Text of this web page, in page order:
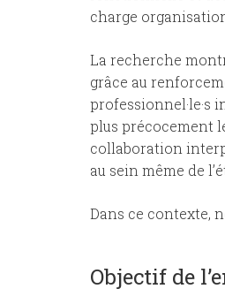
charge
La recherche
grâce au
professionnel·le·s
plus précocement
collaboration
au sein même de
Dans ce contexte,
Objectif de